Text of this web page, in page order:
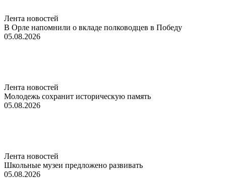
Лента новостей
В Орле напомнили о вкладе полководцев в Победу
05.08.2026
Лента новостей
Молодежь сохранит историческую память
05.08.2026
Лента новостей
Школьные музеи предложено развивать
05.08.2026